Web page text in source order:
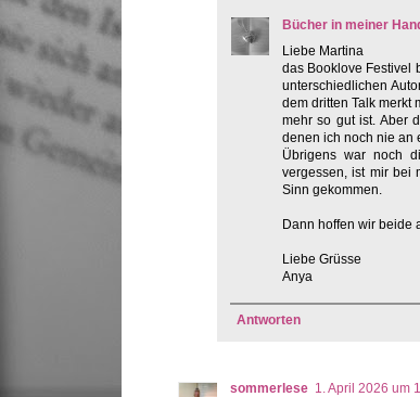
Bücher in meiner
Liebe Martina
das Booklove Festivel
unterschiedlichen
dem dritten Talk merkt
mehr so gut ist. Aber
denen ich noch nie an
Übrigens war noch
vergessen, ist mir bei
Sinn gekommen.
Dann hoffen wir beide
Liebe Grüsse
Anya
Antworten
sommerlese 1. April 2026 um